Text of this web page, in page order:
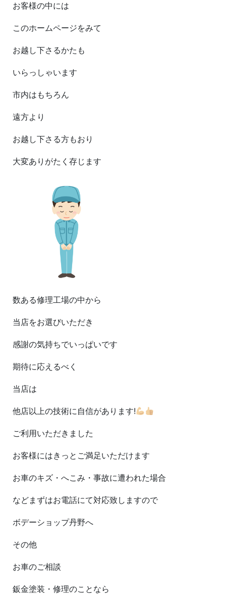
お客様の中には
このホームページをみて
お越し下さるかたも
いらっしゃいます
市内はもちろん
遠方より
お越し下さる方もおり
大変ありがたく存じます
数ある修理工場の中から
当店をお選びいただき
感謝の気持ちでいっぱいです
期待に応えるべく
当店は
他店以上の技術に自信があります!
ご利用いただきました
お客様にはきっとご満足いただけます
お車のキズ・へこみ・事故に遭われた場合
などまずはお電話にて対応致しますので
ボデーショップ丹野へ
その他
お車のご相談
鈑金塗装・修理のことなら